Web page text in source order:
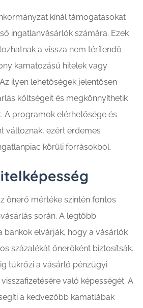
kínál támogatásokat
ingatlanvásárlók számára. Ezek
a vissza nem térítendő
kamatozású hitelek vagy
ilyen lehetőségek jelentősen
költségeit és megkönnyíthetik
A programok elérhetősége és
változnak, ezért érdemes
körüli forrásokból.
önerő mértéke szintén fontos
során. A legtöbb
bankok elvárják, hogy a vásárlók
százalékát önerőként biztosítsák.
tükrözi a vásárló pénzügyi
való képességét. A
a kedvezőbb kamatlábak